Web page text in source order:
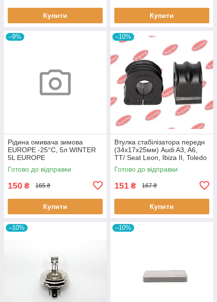
Купити Купити
–9%
Рідина омивача зимова
EUROPE -25°C, 5л WINTER
5L EUROPE
Готово до відправки
150 ₴ 165 ₴
Купити
–10%
Втулка стабілізатора передн
(34х17х25мм) Audi A3, A6,
TT/ Seat Leon, Ibiza II, Toledo
II (BC0226) BCGUMA BC0226
BC GUMA
Готово до відправки
151 ₴ 167 ₴
Купити
–10% –10%